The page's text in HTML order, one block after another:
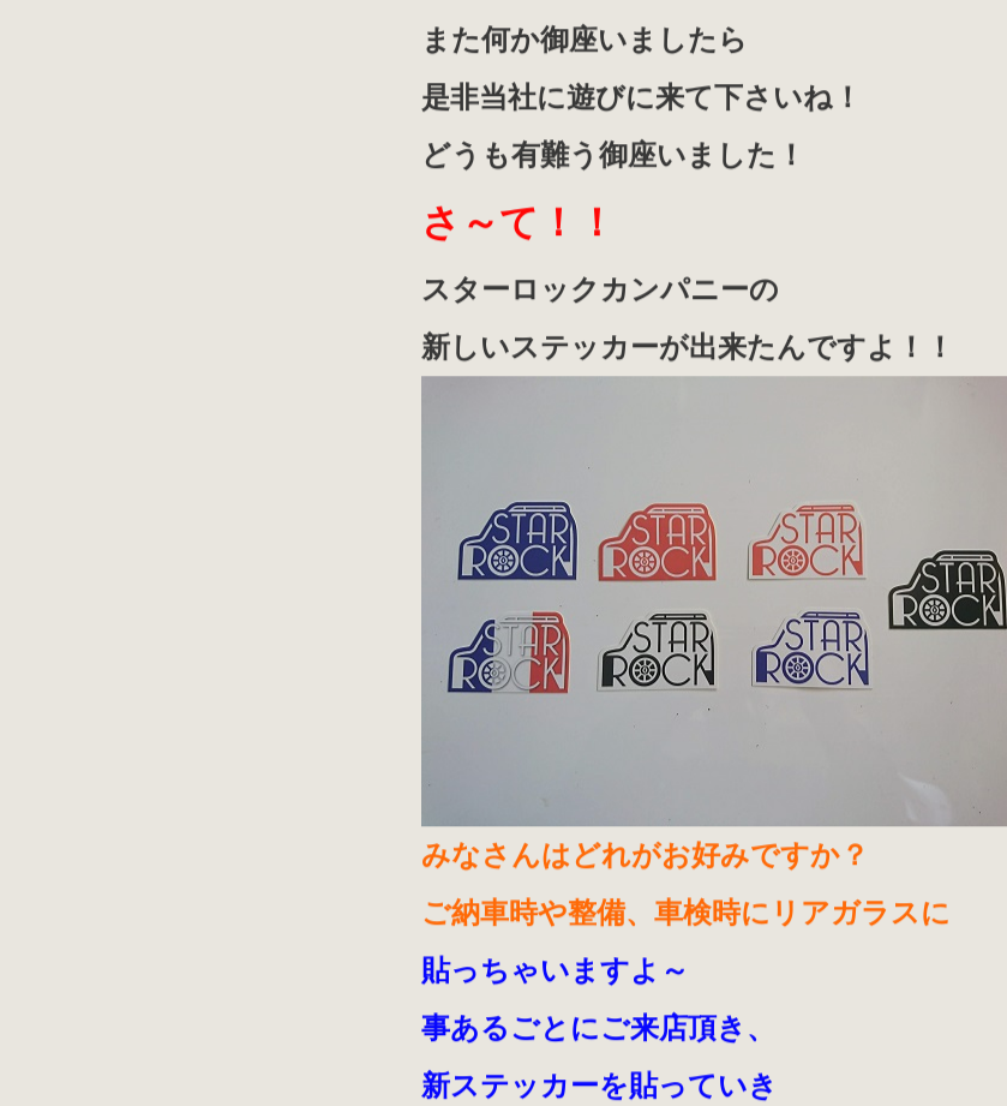
また何か御座いましたら
是非当社に遊びに来て下さいね！
どうも有難う御座いました！
さ～て！！
スターロックカンパニーの
新しいステッカーが出来たんですよ！！
みなさんはどれがお好みですか？
ご納車時や整備、車検時にリアガラスに
貼っちゃいますよ～
事あるごとにご来店頂き、
新ステッカーを貼っていき